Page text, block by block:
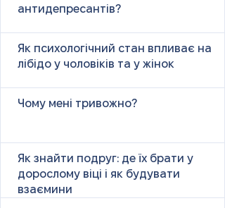
антидепресантів?
Як психологічний стан впливає на
лібідо у чоловіків та у жінок
Чому мені тривожно?
Як знайти подруг: де їх брати у
дорослому віці і як будувати
взаємини